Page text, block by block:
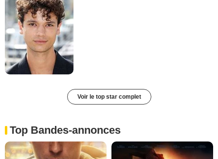
Voir le top star complet
Top Bandes-annonces